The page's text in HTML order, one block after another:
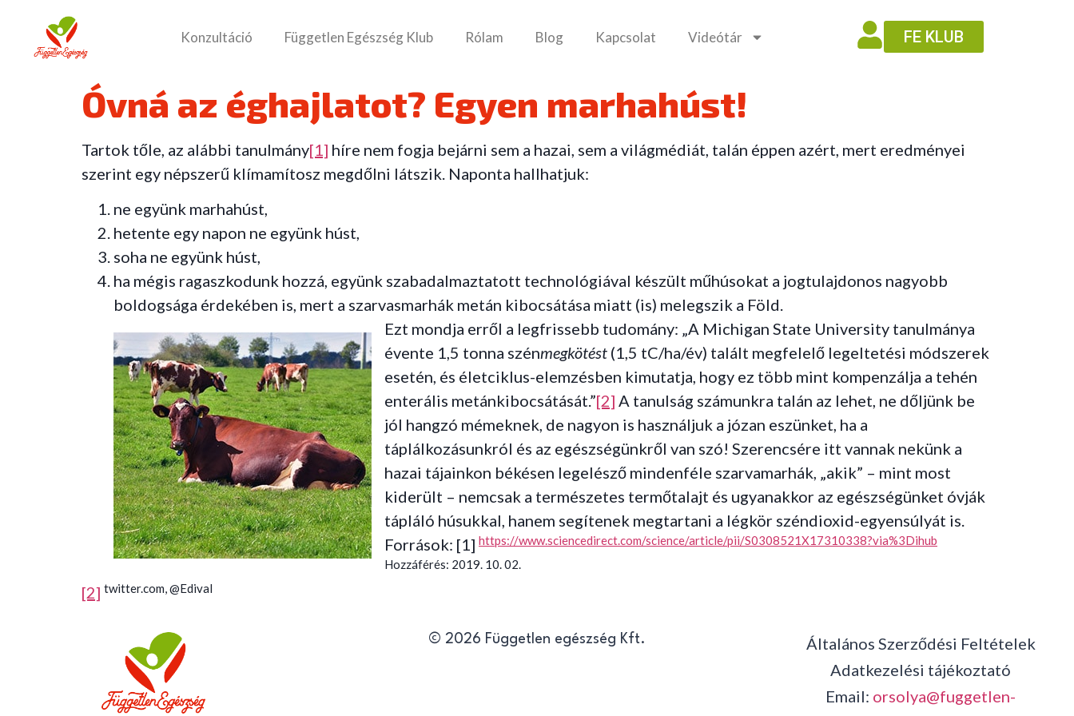
Konzultáció Független Egészség Klub Rólam Blog Kapcsolat Videótár FE KLUB
Óvná az éghajlatot? Egyen marhahúst!
Tartok tőle, az alábbi tanulmány[1] híre nem fogja bejárni sem a hazai, sem a világmédiát, talán éppen azért, mert eredményei
szerint egy népszerű klímamítosz megdőlni látszik. Naponta hallhatjuk:
ne együnk marhahúst,
hetente egy napon ne együnk húst,
soha ne együnk húst,
ha mégis ragaszkodunk hozzá, együnk szabadalmaztatott technológiával készült műhúsokat a jogtulajdonos nagyobb
boldogsága érdekében is, mert a szarvasmarhák metán kibocsátása miatt (is) melegszik a Föld.
Ezt mondja erről a legfrissebb tudomány: „A Michigan State University tanulmánya
évente 1,5 tonna szénmegkötést (1,5 tC/ha/év) talált megfelelő legeltetési módszerek
esetén, és életciklus-elemzésben kimutatja, hogy ez több mint kompenzálja a tehén
enterális metánkibocsátását.”[2] A tanulság számunkra talán az lehet, ne dőljünk be
jól hangzó mémeknek, de nagyon is használjuk a józan eszünket, ha a
táplálkozásunkról és az egészségünkről van szó! Szerencsére itt vannak nekünk a
hazai tájainkon békésen legelésző mindenféle szarvamarhák, „akik” – mint most
kiderült – nemcsak a természetes termőtalajt és ugyanakkor az egészségünket óvják
tápláló húsukkal, hanem segítenek megtartani a légkör széndioxid-egyensúlyát is.
Források: [1] https://www.sciencedirect.com/science/article/pii/S0308521X17310338?via%3Dihub
Hozzáférés: 2019. 10. 02.
[2] twitter.com, @Edival
© 2026 Független egészség Kft.
Általános Szerződési Feltételek
Adatkezelési tájékoztató
Email: orsolya@fuggetlen-